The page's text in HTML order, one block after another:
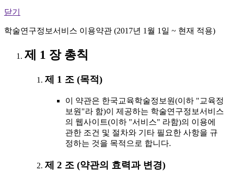
닫기
학술연구정보서비스 이용약관 (2017년 1월 1일 ~ 현재 적용)
제 1 장 총칙
제 1 조 (목적)
이 약관은 한국교육학술정보원(이하 "교육정
보원"라 함)이 제공하는 학술연구정보서비스
의 웹사이트(이하 "서비스" 라함)의 이용에
관한 조건 및 절차와 기타 필요한 사항을 규
정하는 것을 목적으로 합니다.
제 2 조 (약관의 효력과 변경)